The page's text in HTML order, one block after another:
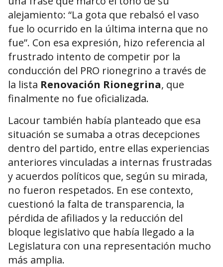
alejamiento: “La gota que rebalsó el vaso
fue lo ocurrido en la última interna que no
fue”. Con esa expresión, hizo referencia al
frustrado intento de competir por la
conducción del PRO rionegrino a través de
la lista Renovación Rionegrina, que
finalmente no fue oficializada.
Lacour también había planteado que esa
situación se sumaba a otras decepciones
dentro del partido, entre ellas experiencias
anteriores vinculadas a internas frustradas
y acuerdos políticos que, según su mirada,
no fueron respetados. En ese contexto,
cuestionó la falta de transparencia, la
pérdida de afiliados y la reducción del
bloque legislativo que había llegado a la
Legislatura con una representación mucho
más amplia.